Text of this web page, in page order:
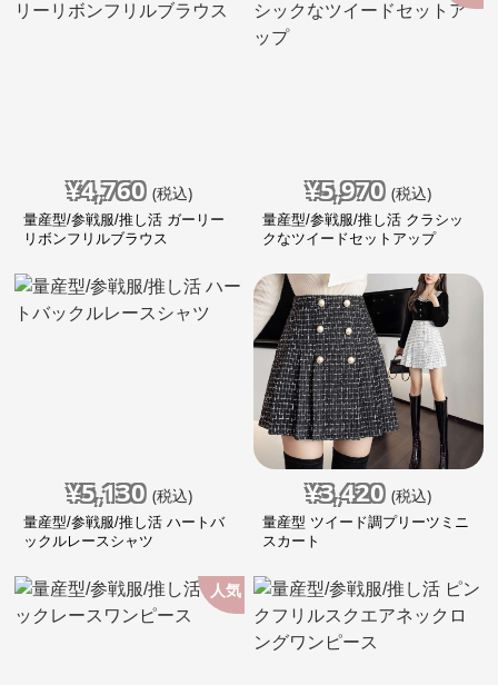
¥4,760 (税込)
量産型/参戦服/推し活 ガーリー
リボンフリルブラウス
¥5,970 (税込)
量産型/参戦服/推し活 クラシッ
クなツイードセットアップ
¥5,130 (税込)
量産型/参戦服/推し活 ハートバ
ックルレースシャツ
¥3,420 (税込)
量産型 ツイード調プリーツミニ
スカート
人気